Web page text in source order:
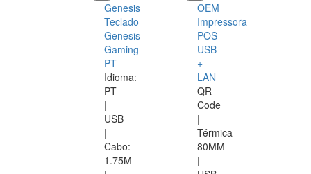
Genesis
Teclado
Genesis
Gaming
PT
Idioma:
PT
|
USB
|
Cabo:
1.75M
OEM
Impressora
POS
USB
+
LAN
QR
Code
|
Térmica
80MM
|